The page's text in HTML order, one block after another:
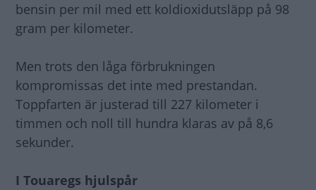
bensin per mil med ett koldioxidutsläpp på 98
gram per kilometer.
Men trots den låga förbrukningen
kompromissas det inte med prestandan.
Toppfarten är justerad till 227 kilometer i
timmen och noll till hundra klaras av på 8,6
sekunder.
I Touaregs hjulspår